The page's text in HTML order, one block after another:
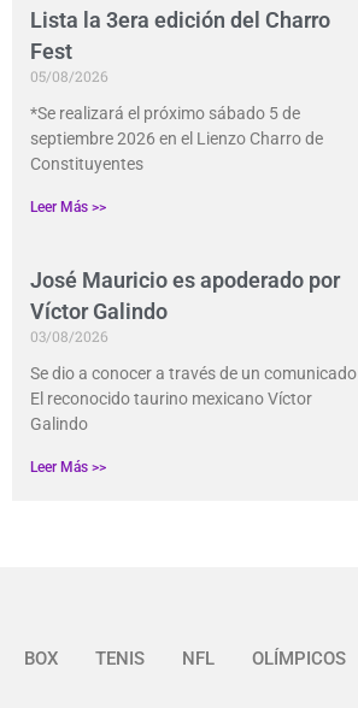
Lista la 3era edición del Charro
Fest
05/08/2026
*Se realizará el próximo sábado 5 de
septiembre 2026 en el Lienzo Charro de
Constituyentes
Leer Más >>
José Mauricio es apoderado por
Víctor Galindo
03/08/2026
Se dio a conocer a través de un comunicado
El reconocido taurino mexicano Víctor
Galindo
Leer Más >>
BOX TENIS NFL OLÍMPICOS